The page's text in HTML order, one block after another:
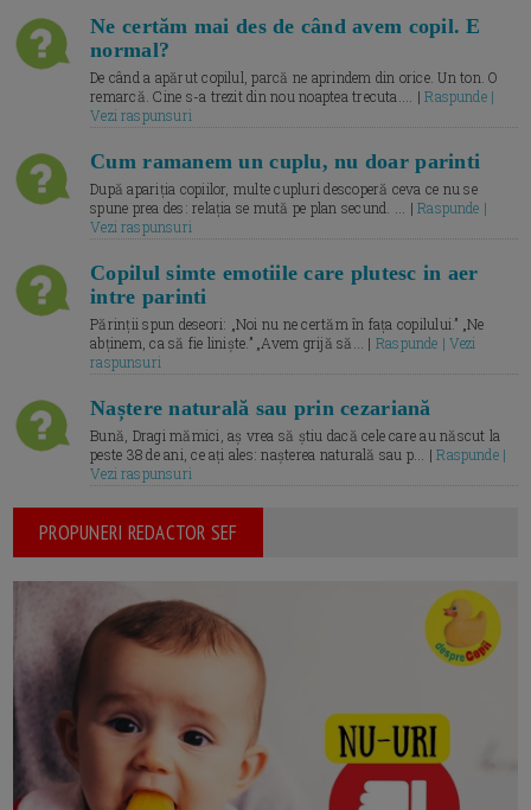
Ne certăm mai des de când avem copil. E
normal?
De când a apărut copilul, parcă ne aprindem din orice. Un ton. O
remarcă. Cine s-a trezit din nou noaptea trecuta.... |Raspunde |
Vezi raspunsuri
Cum ramanem un cuplu, nu doar parinti
După apariția copiilor, multe cupluri descoperă ceva ce nu se
spune prea des: relația se mută pe plan secund. ... |Raspunde |
Vezi raspunsuri
Copilul simte emotiile care plutesc in aer
intre parinti
Părinții spun deseori: „Noi nu ne certăm în fața copilului.” „Ne
abținem, ca să fie liniște.” „Avem grijă să... | Raspunde | Vezi
raspunsuri
Naștere naturală sau prin cezariană
Bună, Dragi mămici, aș vrea să știu dacă cele care au născut la
peste 38 de ani, ce ați ales: nașterea naturală sau p... |Raspunde |
Vezi raspunsuri
PROPUNERI REDACTOR SEF